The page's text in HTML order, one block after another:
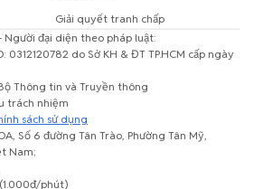
Giải quyết tranh chấp
Người đại diện theo pháp luật:
0312120782 do Sở KH & ĐT TP.HCM cấp ngày
Thông tin và Truyền thông
trách nhiệm
sách sử dụng
Số 6 đường Tân Trào, Phường Tân Mỹ,
Nam;
phút)